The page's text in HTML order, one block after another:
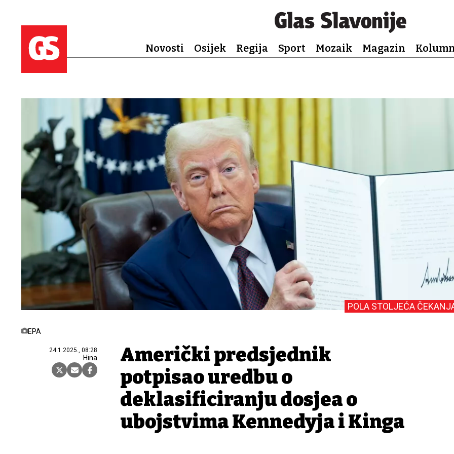
Novosti Osijek Regija Sport Mozaik Magazin
EPA
24.1.2025., 08:28
Hina
POLA STOLJEĆA
Američki predsjednik
potpisao uredbu o
deklasificiranju dosjea o
ubojstvima Kennedyja i Kinga